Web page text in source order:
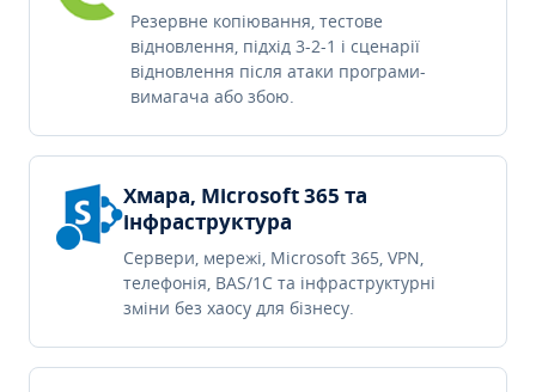
Резервне копіювання, тестове
відновлення, підхід 3-2-1 і сценарії
відновлення після атаки програми-
вимагача або збою.
Хмара, Microsoft 365 та
інфраструктура
Сервери, мережі, Microsoft 365, VPN,
телефонія, BAS/1C та інфраструктурні
зміни без хаосу для бізнесу.